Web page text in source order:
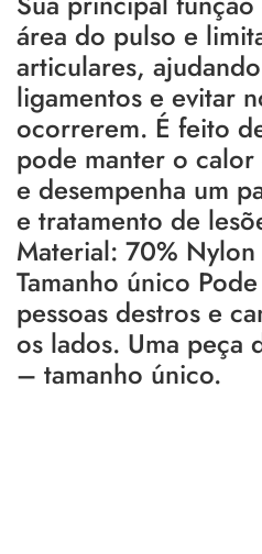
área do pulso e
articulares,
ligamentos e evitar
ocorrerem. É feito
pode manter o
e desempenha um
e tratamento de
Material: 70%
Tamanho único
pessoas destros e
os lados. Uma peça
– tamanho único.